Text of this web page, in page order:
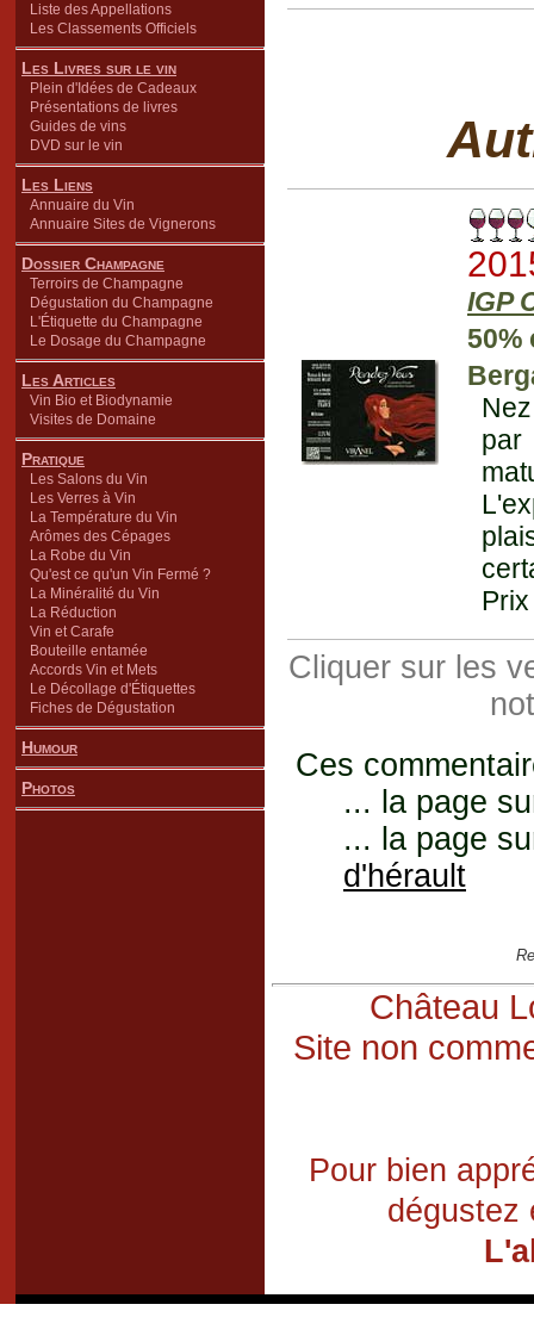
Liste des Appellations
Les Classements Officiels
Les Livres sur le vin
Plein d'Idées de Cadeaux
Présentations de livres
Guides de vins
DVD sur le vin
Les Liens
Annuaire du Vin
Annuaire Sites de Vignerons
Dossier Champagne
Terroirs de Champagne
Dégustation du Champagne
L'Étiquette du Champagne
Le Dosage du Champagne
Les Articles
Vin Bio et Biodynamie
Visites de Domaine
Pratique
Les Salons du Vin
Les Verres à Vin
La Température du Vin
Arômes des Cépages
La Robe du Vin
Qu'est ce qu'un Vin Fermé ?
La Minéralité du Vin
La Réduction
Vin et Carafe
Bouteille entamée
Accords Vin et Mets
Le Décollage d'Étiquettes
Fiches de Dégustation
Humour
Photos
IGP
50%
Cliquer sur les
Ces
... la page
... la page
d'hérault
Château
Site non
Pour bien
dégustez